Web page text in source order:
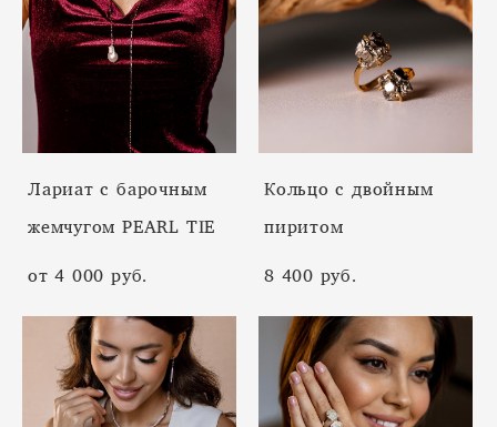
Лариат с барочным
жемчугом PEARL TIE
от 4 000 pуб.
Кольцо с двойным
пиритом
8 400 pуб.